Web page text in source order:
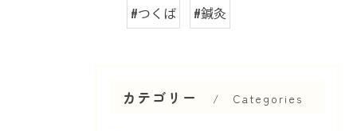
#つくば #鍼灸
カテゴリー Categories